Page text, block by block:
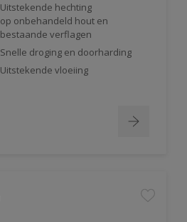
Uitstekende hechting
op onbehandeld hout en
bestaande verflagen
Snelle droging en doorharding
Uitstekende vloeiing